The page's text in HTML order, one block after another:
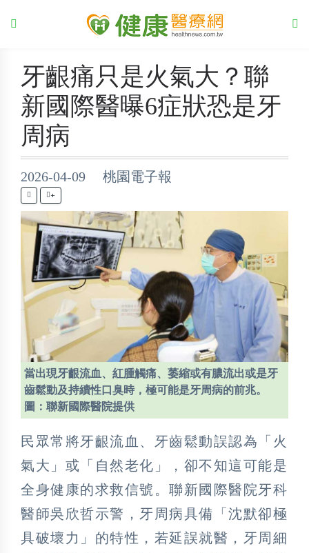
牙齦痛只是火氣大？聯
新國際醫曝6症狀恐是牙
周病
2026-04-09 桃園電子報
+
當出現牙齦流血、紅腫觸痛、萎縮或有膿流出或是牙
齒鬆動及持續性口臭時，極可能是牙周病的前兆。
圖：聯新國際醫院提供
民眾常將牙齦流血、牙齒鬆動誤認為「火
氣大」或「自然老化」，卻不知這可能是
全身健康的求救信號。聯新國際醫院牙科
醫師吳欣哲示警，牙周病具備「沈默卻極
具破壞力」的特性，若延誤就醫，牙周細